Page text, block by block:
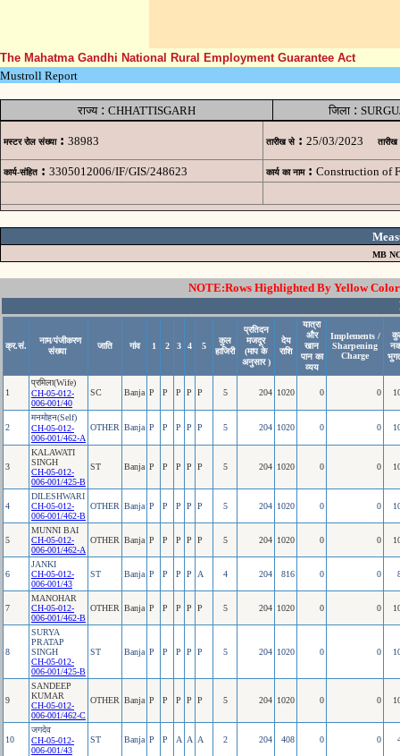
The Mahatma Gandhi National Rural Employment Guarantee Act
Mustroll Report
राज्य: CHHATTISGARH जिला :
मस्टर रोल संख्या : 38983 तारीख से : 25/03/2023 तारीख
कार्य-संहित : 3305012006/IF/GIS/248623 कार्य का नाम : Construction of
MB
NOTE:Rows Highlighted By Yellow
क्र.सं.
नाम/पंजीकरण
संख्या
जाति गांव 1 2 3 4 5
कुल
हाजिरी
प्रतिदन
मजदूर
(माप के
अनुसार )
देय
राशि
यात्रा
और
खान
पान का
व्यय
Implements /
Sharpening
Charge
1
प्रमिला(Wife)
CH-05-012-
006-001/40
SC Banja P P P P P 5 204 1020 0 0
2
मनमोहन(Self)
CH-05-012-
006-001/462-A
OTHER Banja P P P P P 5 204 1020 0 0
3
KALAWATI
SINGH
CH-05-012-
006-001/425-B
ST Banja P P P P P 5 204 1020 0 0
4
DILESHWARI
CH-05-012-
006-001/462-B
OTHER Banja P P P P P 5 204 1020 0 0
5
MUNNI BAI
CH-05-012-
006-001/462-A
OTHER Banja P P P P P 5 204 1020 0 0
6
JANKI
CH-05-012-
006-001/43
ST Banja P P P P A 4 204 816 0 0
7
MANOHAR
CH-05-012-
006-001/462-B
OTHER Banja P P P P P 5 204 1020 0 0
8
SURYA
PRATAP
SINGH
CH-05-012-
006-001/425-B
ST Banja P P P P P 5 204 1020 0 0
9
SANDEEP
KUMAR
CH-05-012-
006-001/462-C
OTHER Banja P P P P P 5 204 1020 0 0
10
जगदेव
CH-05-012-
006-001/43
ST Banja P P A A A 2 204 408 0 0